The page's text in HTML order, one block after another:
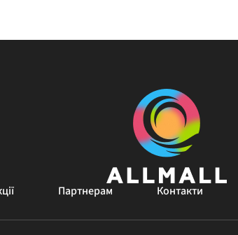
Партнерам Контакти